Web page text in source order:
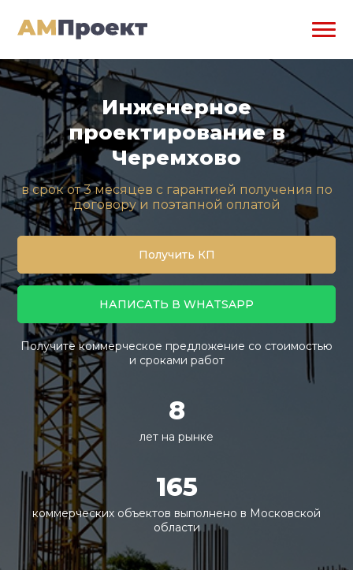
Инженерное
проектирование в
Черемхово
в срок от 3 месяцев с гарантией получения по
договору и поэтапной оплатой
Получить КП
НАПИСАТЬ В WHATSAPP
Получите коммерческое предложение со стоимостью
и сроками работ
8
лет на рынке
165
коммерческих объектов выполнено в Московской
области